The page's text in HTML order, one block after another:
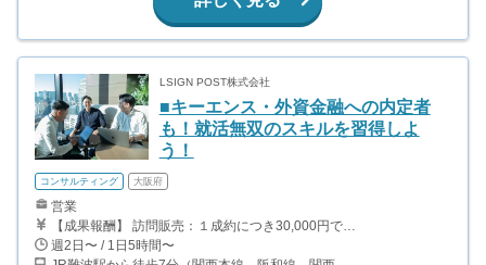
LSIGN POST株式会社
■キーエンス・外資金融への内定者
も！就活無双のスキルを習得しよ
う！
コンサルティング 大阪府
営業
【成果報酬】 訪問販売：１成約につき30,000円です。 例えば、光インターネットの成約であれば、平均的に2.5日で1件の契約が見込めます。（12,000円/1日6時間稼働） ＜月収例＞月に100万以上稼ぐ方もいます！ ・月5件成約：150,000円 ・月15件成約：450,000円 ・月30成約：900,000円➕マネジメントインセンティブ300,000円 合計1,200,000円 時給換算で2,000円程度が、平均的なインターン生の報酬となっています。
週2日〜 / 1日5時間〜